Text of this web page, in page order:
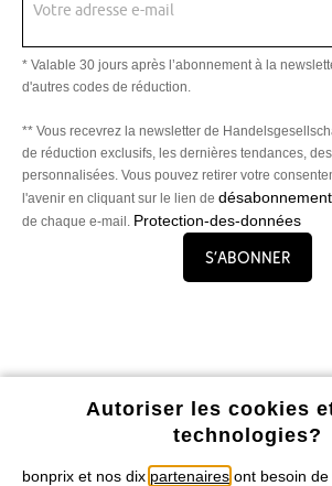
Votre adresse e-mail
* Valable 30 jours après l’abonnement à la
d'autres codes de réduction.
** Vous recevrez la newsletter de
de réduction exclusifs, les dernières tendances,
personnalisées. Vous pouvez retirer votre
l'avenir en cliquant sur le lien de désabonnement
de chaque e-mail. Protection-des-données
S’abonner
Autoriser les cookies
technologies?
bonprix et nos dix partenaires ont besoin